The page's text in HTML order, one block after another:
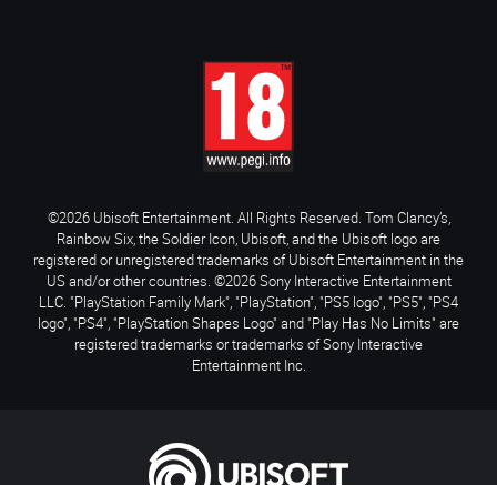
©2026 Ubisoft Entertainment. All Rights Reserved. Tom Clancy’s,
Rainbow Six, the Soldier Icon, Ubisoft, and the Ubisoft logo are
registered or unregistered trademarks of Ubisoft Entertainment in the
US and/or other countries. ©2026 Sony Interactive Entertainment
LLC. "PlayStation Family Mark", "PlayStation", "PS5 logo", "PS5", "PS4
logo", "PS4", "PlayStation Shapes Logo" and "Play Has No Limits" are
registered trademarks or trademarks of Sony Interactive
Entertainment Inc.